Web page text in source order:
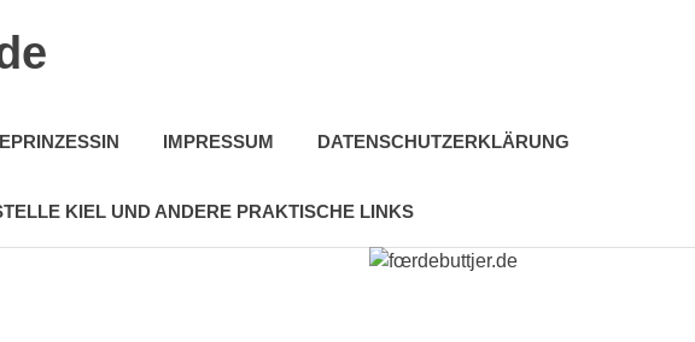
IMPRESSUM DATENSCHUTZERKLÄRUNG
KIEL UND ANDERE PRAKTISCHE LINKS